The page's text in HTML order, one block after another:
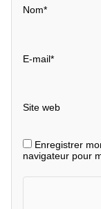
Nom*
E-mail*
Site web
Enregistrer
navigateur pour